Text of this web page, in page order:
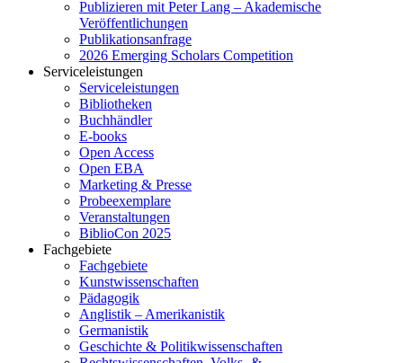
Publizieren mit Peter Lang – Akademische
Veröffentlichungen
Publikationsanfrage
2026 Emerging Scholars Competition
Serviceleistungen
Serviceleistungen
Bibliotheken
Buchhändler
E-books
Open Access
Open EBA
Marketing & Presse
Probeexemplare
Veranstaltungen
BiblioCon 2025
Fachgebiete
Fachgebiete
Kunstwissenschaften
Pädagogik
Anglistik – Amerikanistik
Germanistik
Geschichte & Politikwissenschaften